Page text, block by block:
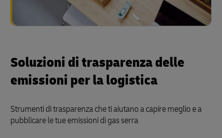
Soluzioni di trasparenza delle
emissioni per la logistica
Strumenti di trasparenza che ti aiutano a capire meglio e a
pubblicare le tue emissioni di gas serra